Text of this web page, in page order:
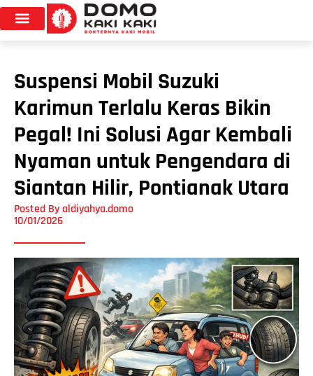
Suspensi Mobil Suzuki
Karimun Terlalu Keras Bikin
Pegal! Ini Solusi Agar Kembali
Nyaman untuk Pengendara di
Siantan Hilir, Pontianak Utara
Posted Byaldiyahya.domo
10/01/2026